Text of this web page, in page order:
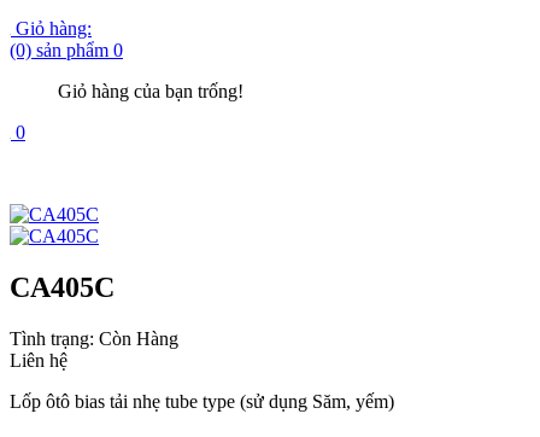
Giỏ hàng:
(0) sản phẩm 0
Giỏ hàng của bạn trống!
0
CA405C
Tình trạng: Còn Hàng
Liên hệ
Lốp ôtô bias tải nhẹ tube type (sử dụng Săm, yếm)